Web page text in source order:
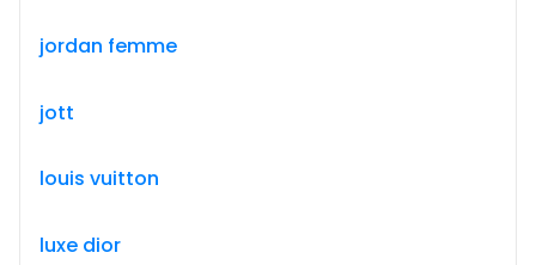
jordan femme
jott
louis vuitton
luxe dior